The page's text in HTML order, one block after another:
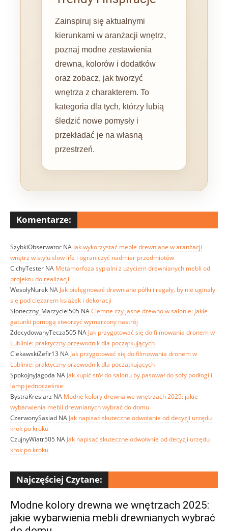
Zainspiruj się aktualnymi
kierunkami w aranżacji wnętrz,
poznaj modne zestawienia
drewna, kolorów i dodatków
oraz zobacz, jak tworzyć
wnętrza z charakterem. To
kategoria dla tych, którzy lubią
śledzić nowe pomysły i
przekładać je na własną
przestrzeń.
Komentarze:
SzybkiObserwator NA Jak wykorzystać meble drewniane w aranżacji
wnętrz w stylu slow life i ograniczyć nadmiar przedmiotów
CichyTester NA Metamorfoza sypialni z użyciem drewnianych mebli od
projektu do realizacji
WesolyNurek NA Jak pielęgnować drewniane półki i regały, by nie uginały
się pod ciężarem książek i dekoracji
Sloneczny_Marzyciel505 NACiemne czy jasne drewno w salonie: jakie
gatunki pomogą stworzyć wymarzony nastrój
ZdecydowanyTecza505 NA Jak przygotować się do filmowania dronem w
Lublinie: praktyczny przewodnik dla początkujących
CiekawskiZefir13 NA Jak przygotować się do filmowania dronem w
Lublinie: praktyczny przewodnik dla początkujących
SpokojnyJagoda NA Jak kupić stół do salonu by pasował do sofy podłogi i
lamp jednocześnie
BystraKreslarz NA Modne kolory drewna we wnętrzach 2025: jakie
wybarwienia mebli drewnianych wybrać do domu
CzerwonySasiad NA Jak napisać skuteczne odwołanie od decyzji urzędu
krok po kroku
CzujnyWiatr505 NA Jak napisać skuteczne odwołanie od decyzji urzędu
krok po kroku
Najczęściej Czytane:
Modne kolory drewna we wnętrzach 2025:
jakie wybarwienia mebli drewnianych wybrać